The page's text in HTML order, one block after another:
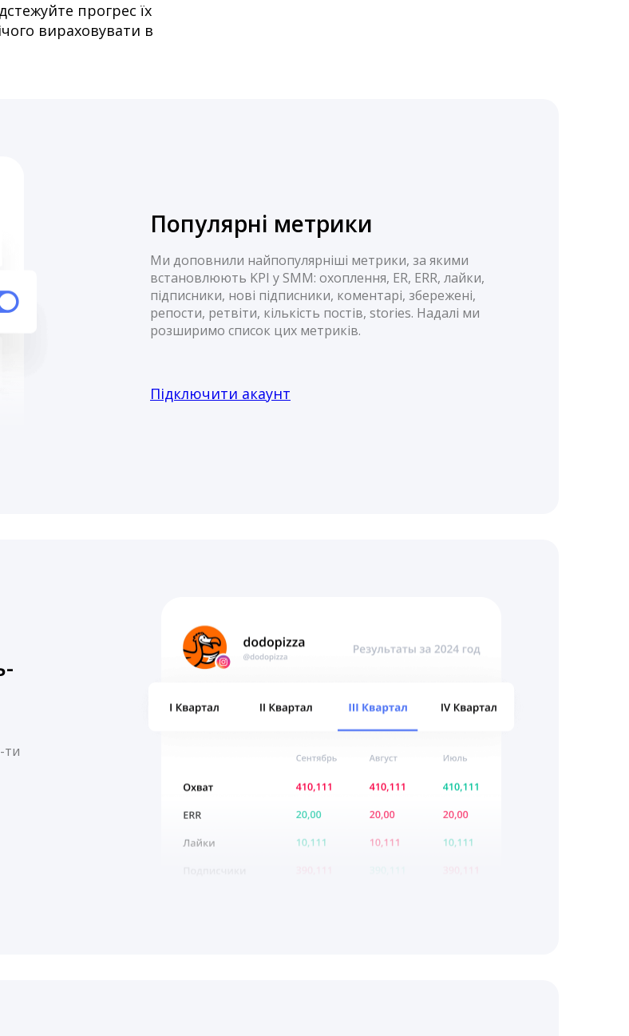
прогрес їх
вираховувати в
Популярні метрики
Ми доповнили найпопулярніші метрики, за якими
встановлюють KPI у SMM: охоплення, ER, ERR, лайки,
підписники, нові підписники, коментарі, збережені,
репости, ретвіти, кількість постів, stories. Надалі ми
розширимо список цих метриків.
Підключити акаунт
ти